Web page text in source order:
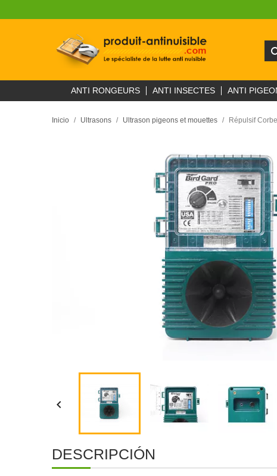
ANTI RONGEURS ANTI INSECTES ANTI
Inicio Ultrasons Ultrason pigeons et mouettes Répulsif

DESCRIPCIÓN